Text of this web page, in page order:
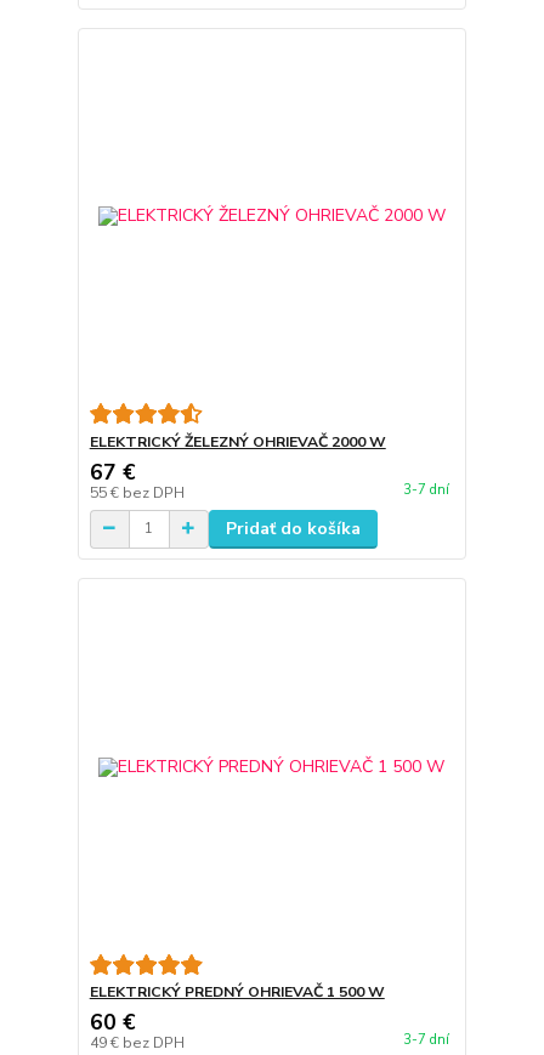
ELEKTRICKÝ ŽELEZNÝ OHRIEVAČ 2000 W
67 €
55 € bez DPH 3-7 dní
Pridať do košíka
ELEKTRICKÝ PREDNÝ OHRIEVAČ 1 500 W
60 €
49 € bez DPH 3-7 dní